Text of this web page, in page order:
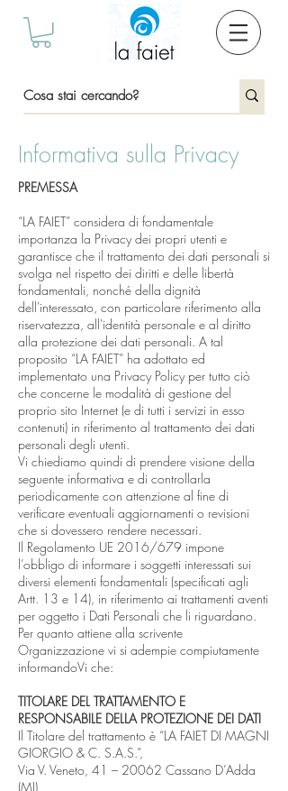
Informativa sulla Privacy
PREMESSA
“LA FAIET” considera di fondamentale
importanza la Privacy dei propri utenti e
garantisce che il trattamento dei dati personali si
svolga nel rispetto dei diritti e delle libertà
fondamentali, nonché della dignità
dell'interessato, con particolare riferimento alla
riservatezza, all'identità personale e al diritto
alla protezione dei dati personali. A tal
proposito “LA FAIET” ha adottato ed
implementato una Privacy Policy per tutto ciò
che concerne le modalità di gestione del
proprio sito Internet (e di tutti i servizi in esso
contenuti) in riferimento al trattamento dei dati
personali degli utenti.
Vi chiediamo quindi di prendere visione della
seguente informativa e di controllarla
periodicamente con attenzione al fine di
verificare eventuali aggiornamenti o revisioni
che si dovessero rendere necessari.
Il Regolamento UE 2016/679 impone
l’obbligo di informare i soggetti interessati sui
diversi elementi fondamentali (specificati agli
Artt. 13 e 14), in riferimento ai trattamenti aventi
per oggetto i Dati Personali che li riguardano.
Per quanto attiene alla scrivente
Organizzazione vi si adempie compiutamente
informandoVi che:
TITOLARE DEL TRATTAMENTO E
RESPONSABILE DELLA PROTEZIONE DEI DATI
Il Titolare del trattamento è “LA FAIET DI MAGNI
GIORGIO & C. S.A.S.”,
Via V. Veneto, 41 – 20062 Cassano D’Adda
(MI)